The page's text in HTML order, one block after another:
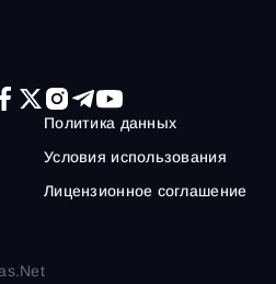
Политика данных
Условия использования
Лицензионное соглашение